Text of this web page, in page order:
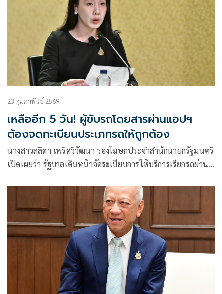
23 กุมภาพันธ์ 2569
เหลืออีก 5 วัน! ผู้ขับรถโดยสารผ่านแอปฯ
ต้องจดทะเบียนประเภทรถให้ถูกต้อง
นางสาวลลิดา เพริศวิวัฒนา รองโฆษกประจำสำนักนายกรัฐมนตรี
เปิดเผยว่า รัฐบาลเดินหน้าจัดระเบียบการให้บริการเรียกรถผ่าน
ปลอดภัยและทำให้การรับผู้โดยสารผ่านแพลตฟอร์มออนไลน์
เข้าสู่ระบบขนส่งสาธารณะอย่างถูกกฎหมาย